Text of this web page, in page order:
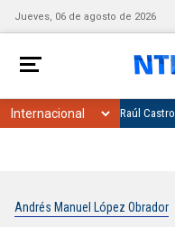
Jueves, 06 de agosto de 2026
Raúl Castro
Andrés Manuel López Obrador